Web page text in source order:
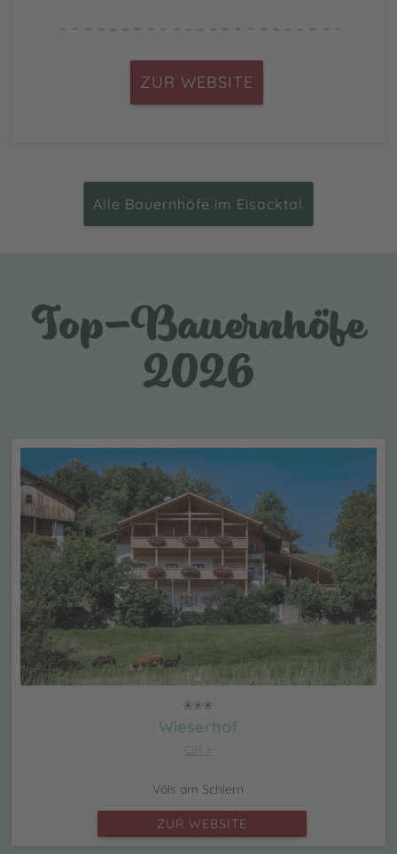
ZUR WEBSITE
Alle Bauernhöfe im Eisacktal
Top-Bauernhöfe
2026
Wieserhof
CIN +
Völs am Schlern
ZUR WEBSITE